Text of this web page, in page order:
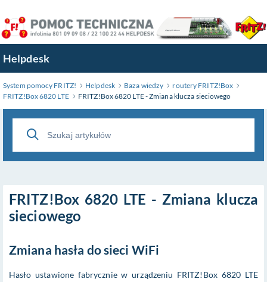
do
treści
Helpdesk
System pomocy FRITZ! Helpdesk Baza wiedzy
routery FRITZ!Box
FRITZ!Box 6820 LTE
FRITZ!Box 6820 LTE - Zmiana klucza sieciowego
FRITZ!Box 6820 LTE - Zmiana klucza
sieciowego
Zmiana hasła do sieci WiFi
Hasło ustawione fabrycznie w urządzeniu FRITZ!Box 6820 LTE